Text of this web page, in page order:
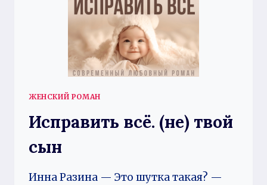
ЖЕНСКИЙ РОМАН
Исправить всё. (не) твой
сын
Инна Разина — Это шутка такая? —